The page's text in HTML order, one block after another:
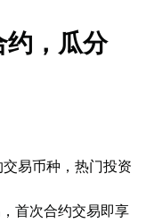
约，瓜分
易币种，热门投资
首次合约交易即享